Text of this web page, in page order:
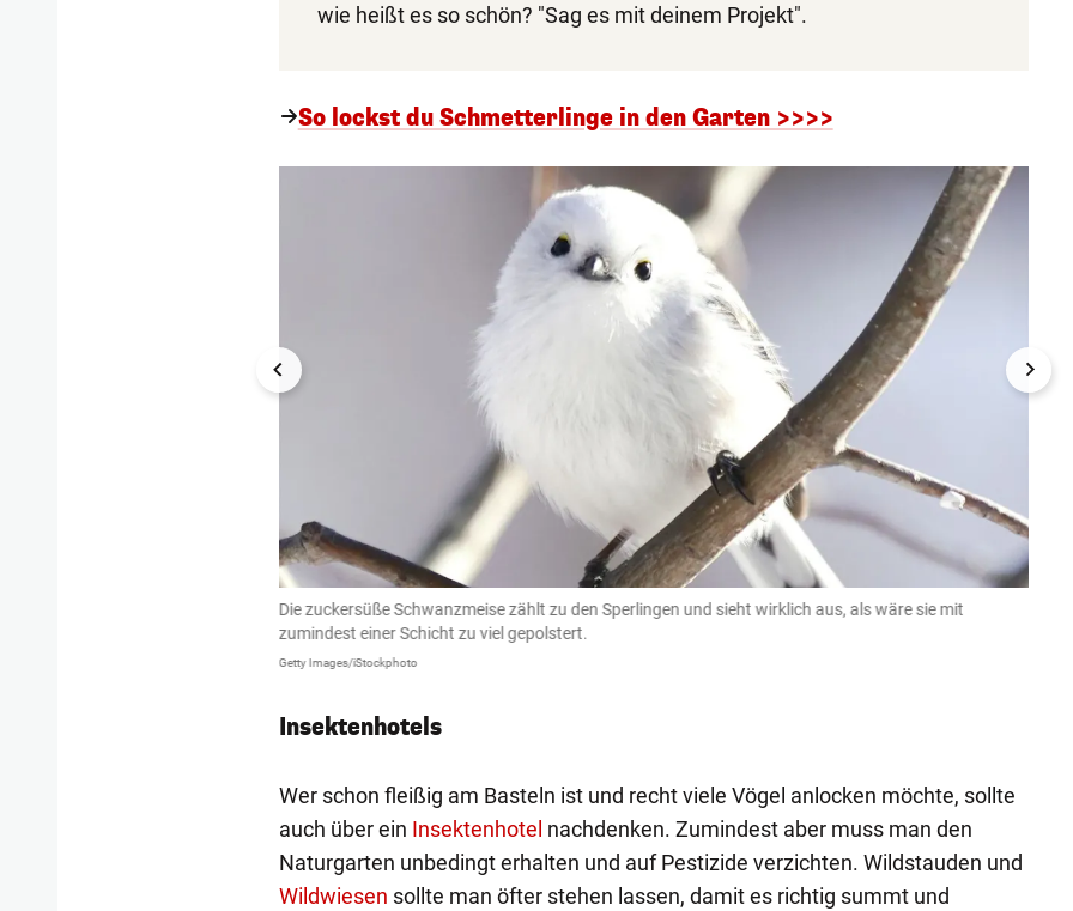
wie heißt es so schön? "Sag es mit deinem Projekt".
So lockst du Schmetterlinge in den Garten >>>>
1/10
Die zuckersüße Schwanzmeise zählt zu den Sperlingen und sieht wirklich aus, als wäre sie mit
zumindest einer Schicht zu viel gepolstert.
Getty Images/iStockphoto
Insektenhotels
Wer schon fleißig am Basteln ist und recht viele Vögel anlocken möchte, sollte
auch über ein Insektenhotel nachdenken. Zumindest aber muss man den
Naturgarten unbedingt erhalten und auf Pestizide verzichten. Wildstauden und
Wildwiesen sollte man öfter stehen lassen, damit es richtig summt und